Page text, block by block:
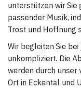
unterstützen wir Sie
passender Musik,
Trost und Hoffnung
Wir begleiten Sie
unkompliziert. Die
werden durch
Ort in Eckental und